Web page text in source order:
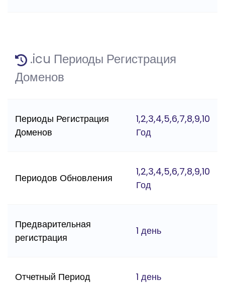
.icu Периоды Регистрация
Доменов
Периоды Регистрация
Доменов
1,2,3,4,5,6,7,8,9,10
Год
Периодов Обновления
1,2,3,4,5,6,7,8,9,10
Год
Предварительная
регистрация
1 день
Отчетный Период 1 день